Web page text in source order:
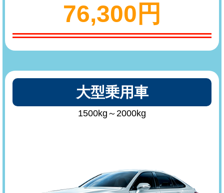
76,300円
大型乗用車
1500kg～2000kg